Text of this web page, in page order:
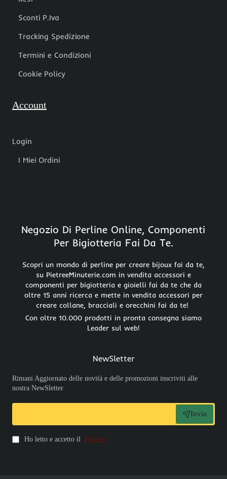
Sconti P.Iva
Tracking Spedizione
Termini e Condizioni
Cookie Policy
Account
Login
I Miei Ordini
Negozio Di Perline Online, Componenti
Per Bigiotteria Fai Da Te.
Scopri un mondo di perline per creare bijoux fai da te,
su PietreeMinuterie.com in vendita accessori e
componenti per bigiotteria e gioielli fai da te che da
oltre 15 anni ricerca e mette in vendita accessori per
creare collane, bracciali e orecchini fai da te!
Con oltre 10.000 prodotti in pronta consegna siamo
Leader sul web!
NewSletter
Rimani Aggiornato delle novità e delle promozioni inscriviti alle
nostra NewSletter
Invia
Ho letto e accetto il Privacy